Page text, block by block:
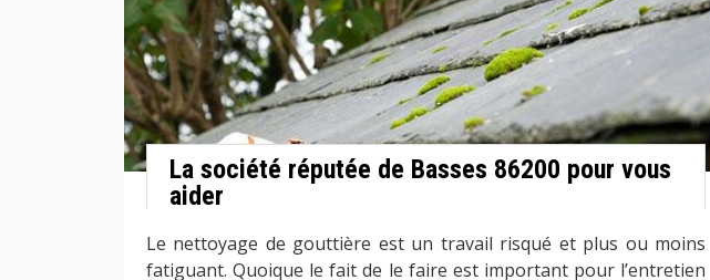
La société réputée de Basses 86200 pour vous
aider
Le nettoyage de gouttière est un travail risqué et plus ou moins
fatiguant. Quoique le fait de le faire est important pour l’entretien